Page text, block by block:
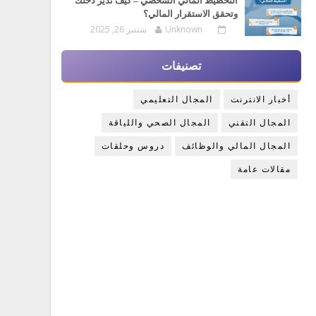
وتحقق الاستقرار المالي؟
Unknown شتنبر 26, 2025
تصنيفات
أخبار الانترنت المجال التعليمي
المجال التقني المجال الصحي واللياقة
المجال المالي والوظائف دروس وحلقات
مقالات عامة